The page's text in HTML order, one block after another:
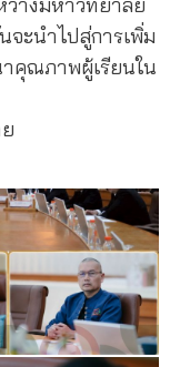
จะนำไปสู่การเพิ่ม
คุณภาพผู้เรียนใน